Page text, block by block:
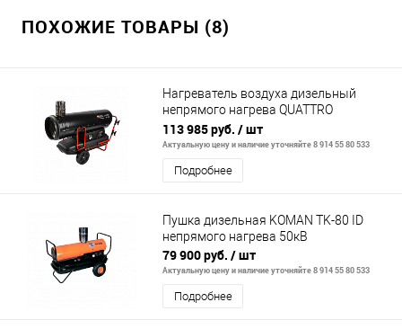
ПОХОЖИЕ ТОВАРЫ (8)
Нагреватель воздуха дизельный
непрямого нагрева QUATTRO
ELEMENTI QE-52DN (52кВт, 2000 м.куб/
ч, бак 6
113 985 руб. / шт
Актуальную цену и наличие уточняйте 8 914 55 80 533
Подробнее
Пушка дизельная KOMAN TK-80 ID
непрямого нагрева 50кВ
79 900 руб. / шт
Актуальную цену и наличие уточняйте 8 914 55 80 533
Подробнее